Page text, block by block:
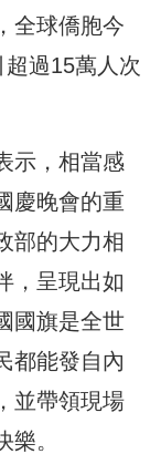
全球僑胞今
過15萬人次
示，相當感
慶晚會的重
部的大力相
，呈現出如
國旗是全世
都能發自內
並帶領現場
。